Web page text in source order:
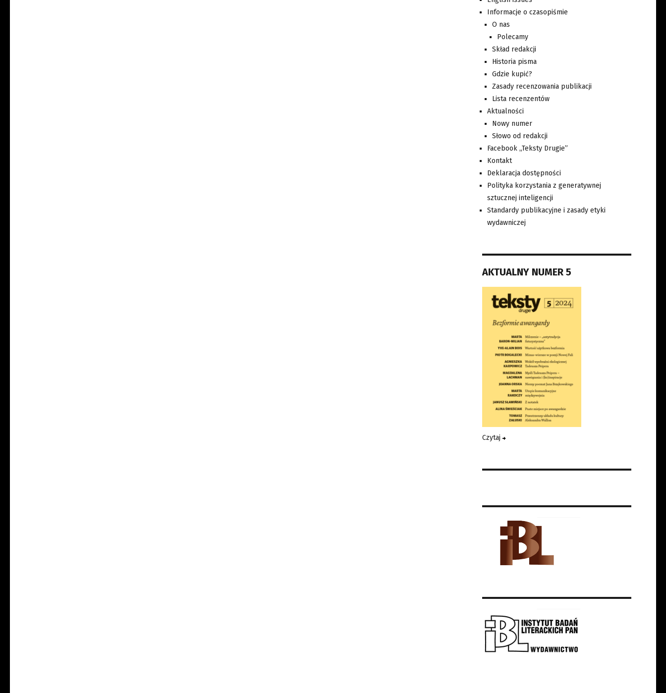
Informacje o czasopiśmie
O nas
Polecamy
Skład redakcji
Historia pisma
Gdzie kupić?
Zasady recenzowania publikacji
Lista recenzentów
Aktualności
Nowy numer
Słowo od redakcji
Facebook „Teksty Drugie”
Kontakt
Deklaracja dostępności
Polityka korzystania z generatywnej
sztucznej inteligencji
Standardy publikacyjne i zasady etyki
wydawniczej
AKTUALNY NUMER 5
Czytaj